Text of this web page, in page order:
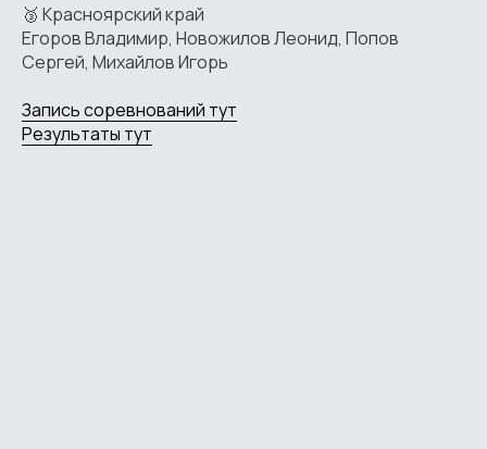
🥉 Красноярский край
Егоров Владимир, Новожилов Леонид, Попов
Сергей, Михайлов Игорь
Запись соревнований тут
Результаты тут